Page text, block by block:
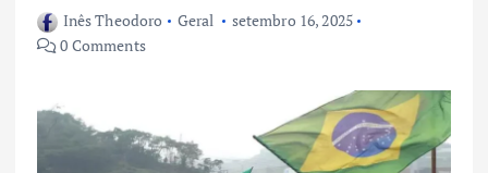
Inês Theodoro Geral
setembro 16, 2025
0 Comments